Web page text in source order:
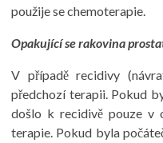
použije se chemoterapie.
Opakující se rakovina
V případě recidivy
předchozí terapii. Pokud
došlo k recidivě pouze v
terapie. Pokud byla